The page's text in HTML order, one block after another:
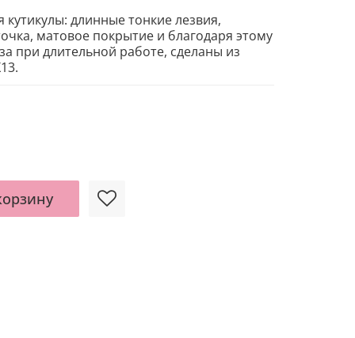
длинные тонкие лезвия,
матовое покрытие и благодаря этому
при длительной работе, сделаны из